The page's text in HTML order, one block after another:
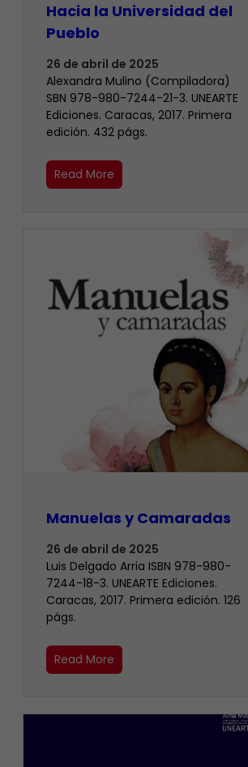
Hacia la Universidad del
Pueblo
26 de abril de 2025
Alexandra Mulino (Compiladora)
SBN 978-980-7244-21-3. UNEARTE
Ediciones. Caracas, 2017. Primera
edición. 432 págs.
Read More
Manuelas y Camaradas
26 de abril de 2025
Luis Delgado Arria ISBN 978-980-
7244-18-3. UNEARTE Ediciones.
Caracas, 2017. Primera edición. 126
págs.
Read More